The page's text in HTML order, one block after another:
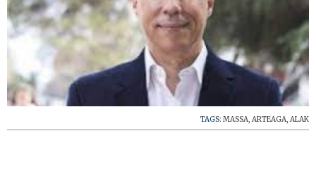
TAGS: MASSA, ARTEAGA, ALAK